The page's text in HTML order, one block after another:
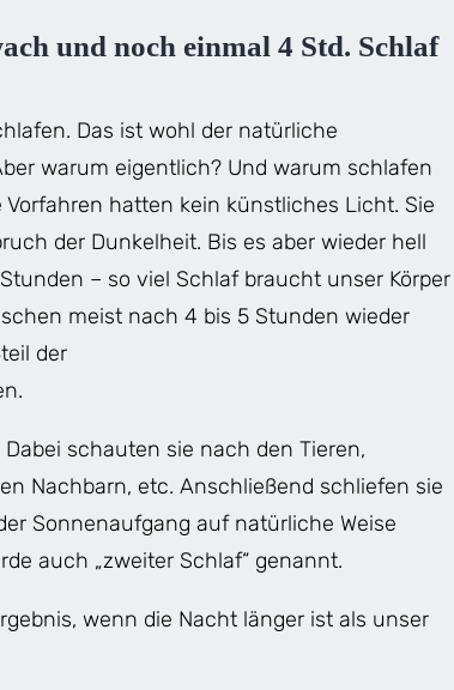
und noch einmal 4 Std. Schlaf
Das ist wohl der natürliche
warum eigentlich? Und warum schlafen
hatten kein künstliches Licht. Sie
der Dunkelheit. Bis es aber wieder hell
– so viel Schlaf braucht unser Körper
meist nach 4 bis 5 Stunden wieder
der
schauten sie nach den Tieren,
Nachbarn, etc. Anschließend schliefen sie
Sonnenaufgang auf natürliche Weise
auch „zweiter Schlaf“ genannt.
wenn die Nacht länger ist als unser